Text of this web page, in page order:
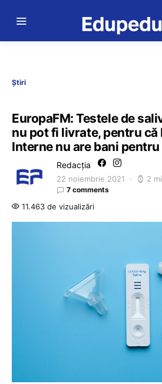
Știri
EuropaFM: Testele de
nu pot fi livrate, pentru
Interne nu are bani pentru
Redacția
22 noiembrie 2021 2
7 comments
11.463 de vizualizări